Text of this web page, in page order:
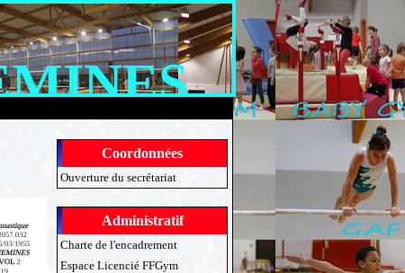
Coordonnées
Ouverture du secrétariat
Administratif
Charte de l'encadrement
Espace Licencié FFGym